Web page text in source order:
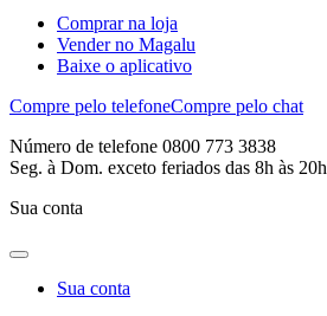
Comprar na loja
Vender no Magalu
Baixe o aplicativo
Compre pelo telefoneCompre pelo chat
Número de telefone 0800 773 3838
Seg. à Dom. exceto feriados das 8h às 20h
Sua conta
Sua conta